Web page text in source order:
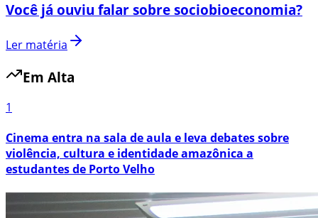
Você já ouviu falar sobre sociobioeconomia?
Ler matéria
Em Alta
1
Cinema entra na sala de aula e leva debates sobre
violência, cultura e identidade amazônica a
estudantes de Porto Velho